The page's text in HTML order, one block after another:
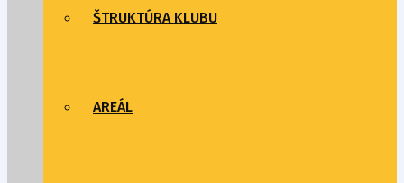
ŠTRUKTÚRA KLUBU
AREÁL